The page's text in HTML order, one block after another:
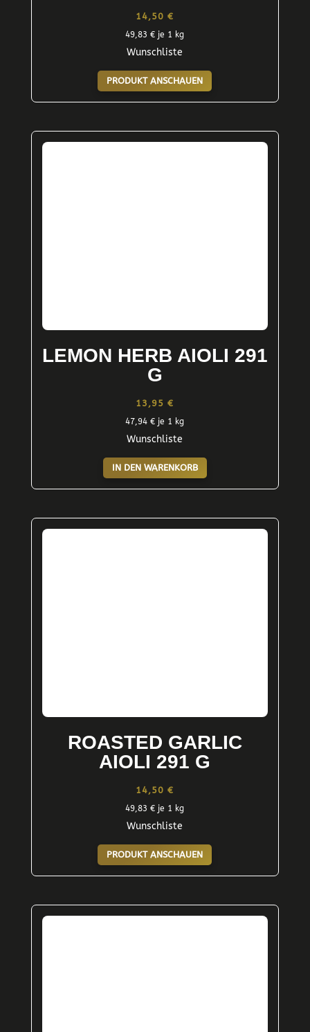
14,50€
49,83€ je 1 kg
Wunschliste
PRODUKT ANSCHAUEN
LEMON HERB AIOLI 291
G
13,95€
47,94€ je 1 kg
Wunschliste
IN DEN WARENKORB
ROASTED GARLIC
AIOLI 291 G
14,50€
49,83€ je 1 kg
Wunschliste
PRODUKT ANSCHAUEN